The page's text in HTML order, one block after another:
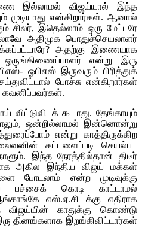
இல்லாமல் விஜய்யால் இந்த
முடியாது என்கிறார்கள். ஆனால்
சிலர், இதெல்லாம் ஒரு மேட்டரே
அதிமுக பொதுச்செயலாளர்
அதற்கு இணையாக
என்று இரு
ஓபிஎஸ் இருவரும் பிரித்துக்
போச்சு என்கிறார்கள்
விட்டுவிடக் கூடாது. தேங்காயும்
ஒன்றில்லாமல் இன்னொன்று
என்று காத்திருக்கிற
கட்டளைப்படி செயல்பட
இந்த நேரத்தில்தான் திடீர்
அகில இந்திய விஜய் மக்கள்
போடலாம் என்ற முடிவுக்கு
பச்சைக் கொடி காட்டாமல்
எஸ்.ஏ.சி க்கு எதிராக
காதுக்கு கொண்டு
தினங்களாக இறங்கிவிட்டார்கள்